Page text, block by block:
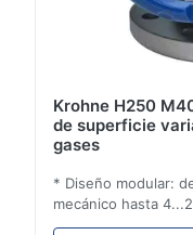
Krohne H250
de superficie
gases
* Diseño modular:
mecánico hasta
Profibus-PA y